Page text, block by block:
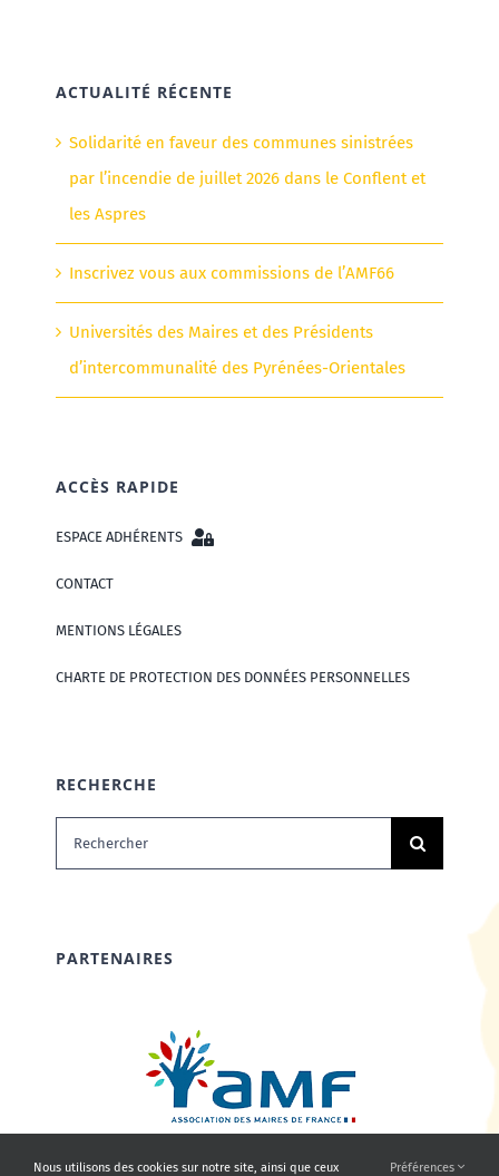
ACTUALITÉ RÉCENTE
Solidarité en faveur des communes sinistrées
par l’incendie de juillet 2026 dans le Conflent et
les Aspres
Inscrivez vous aux commissions de l’AMF66
Universités des Maires et des Présidents
d’intercommunalité des Pyrénées-Orientales
ACCÈS RAPIDE
ESPACE ADHÉRENTS
CONTACT
MENTIONS LÉGALES
CHARTE DE PROTECTION DES DONNÉES PERSONNELLES
RECHERCHE
Rechercher:
PARTENAIRES
Nous utilisons des cookies sur notre site, ainsi que ceux Préférences